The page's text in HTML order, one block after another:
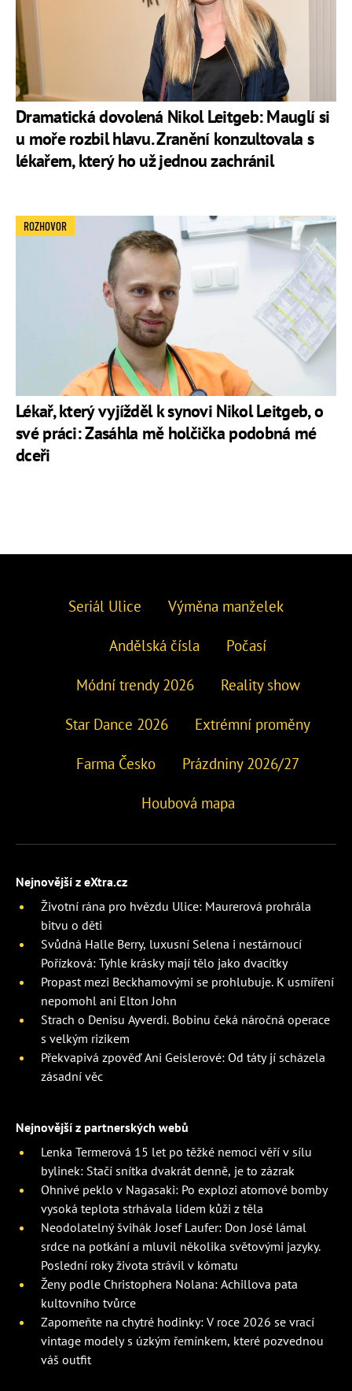
Dramatická dovolená Nikol Leitgeb: Mauglí si
u moře rozbil hlavu. Zranění konzultovala s
lékařem, který ho už jednou zachránil
Lékař, který vyjížděl k synovi Nikol Leitgeb, o
své práci: Zasáhla mě holčička podobná mé
dceři
ROZHOVOR
Seriál Ulice Výměna manželek
Andělská čísla Počasí
Módní trendy 2026 Reality show
Star Dance 2026 Extrémní proměny
Farma Česko Prázdniny 2026/27
Houbová mapa
Nejnovější z eXtra.cz
Životní rána pro hvězdu Ulice: Maurerová prohrála
bitvu o děti
Svůdná Halle Berry, luxusní Selena i nestárnoucí
Pořízková: Tyhle krásky mají tělo jako dvacítky
Propast mezi Beckhamovými se prohlubuje. K usmíření
nepomohl ani Elton John
Strach o Denisu Ayverdi. Bobinu čeká náročná operace
s velkým rizikem
Překvapivá zpověď Ani Geislerové: Od táty jí scházela
zásadní věc
Nejnovější z partnerských webů
Lenka Termerová 15 let po těžké nemoci věří v sílu
bylinek: Stačí snítka dvakrát denně, je to zázrak
Ohnivé peklo v Nagasaki: Po explozi atomové bomby
vysoká teplota strhávala lidem kůži z těla
Neodolatelný švihák Josef Laufer: Don José lámal
srdce na potkání a mluvil několika světovými jazyky.
Poslední roky života strávil v kómatu
Ženy podle Christophera Nolana: Achillova pata
kultovního tvůrce
Zapomeňte na chytré hodinky: V roce 2026 se vrací
vintage modely s úzkým řemínkem, které pozvednou
váš outfit